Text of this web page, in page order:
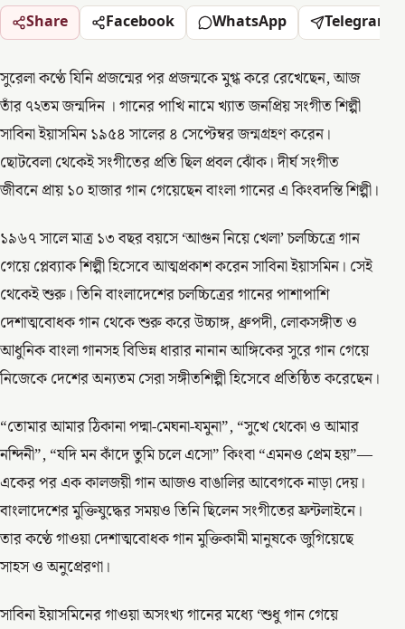
Share Facebook WhatsApp Telegram
সুরেলা কণ্ঠে যিনি প্রজন্মের পর প্রজন্মকে মুগ্ধ করে রেখেছেন, আজ
তাঁর ৭২তম জন্মদিন । গানের পাখি নামে খ্যাত জনপ্রিয় সংগীত শিল্পী
সাবিনা ইয়াসমিন ১৯৫৪ সালের ৪ সেপ্টেম্বর জন্মগ্রহণ করেন।
ছোটবেলা থেকেই সংগীতের প্রতি ছিল প্রবল ঝোঁক। দীর্ঘ সংগীত
জীবনে প্রায় ১০ হাজার গান গেয়েছেন বাংলা গানের এ কিংবদন্তি শিল্পী।
১৯৬৭ সালে মাত্র ১৩ বছর বয়সে ‘আগুন নিয়ে খেলা’ চলচ্চিত্রে গান
গেয়ে প্লেব্যাক শিল্পী হিসেবে আত্মপ্রকাশ করেন সাবিনা ইয়াসমিন। সেই
থেকেই শুরু। তিনি বাংলাদেশের চলচ্চিত্রের গানের পাশাপাশি
দেশাত্মবোধক গান থেকে শুরু করে উচ্চাঙ্গ, ধ্রুপদী, লোকসঙ্গীত ও
আধুনিক বাংলা গানসহ বিভিন্ন ধারার নানান আঙ্গিকের সুরে গান গেয়ে
নিজেকে দেশের অন্যতম সেরা সঙ্গীতশিল্পী হিসেবে প্রতিষ্ঠিত করেছেন।
“তোমার আমার ঠিকানা পদ্মা-মেঘনা-যমুনা”, “সুখে থেকো ও আমার
নন্দিনী”, “যদি মন কাঁদে তুমি চলে এসো” কিংবা “এমনও প্রেম হয়”—
একের পর এক কালজয়ী গান আজও বাঙালির আবেগকে নাড়া দেয়।
বাংলাদেশের মুক্তিযুদ্ধের সময়ও তিনি ছিলেন সংগীতের ফ্রন্টলাইনে।
তার কণ্ঠে গাওয়া দেশাত্মবোধক গান মুক্তিকামী মানুষকে জুগিয়েছে
সাহস ও অনুপ্রেরণা।
সাবিনা ইয়াসমিনের গাওয়া অসংখ্য গানের মধ্যে ‘শুধু গান গেয়ে